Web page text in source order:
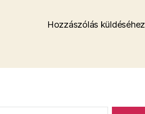
Hozzászólás küldéséhez